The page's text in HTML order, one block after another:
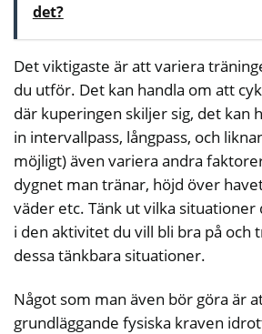
det?
Det viktigaste är att variera
du utför. Det kan handla om att
där kuperingen skiljer sig, det kan
in intervallpass, långpass, och
möjligt) även variera andra
dygnet man tränar, höjd över
väder etc. Tänk ut vilka
i den aktivitet du vill bli bra på och
dessa tänkbara situationer.
Något som man även bör göra är
grundläggande fysiska kraven